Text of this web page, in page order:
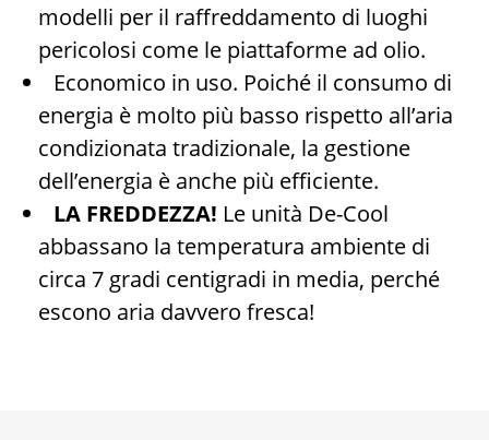
modelli per il raffreddamento di luoghi
pericolosi come le piattaforme ad olio.
Economico in uso. Poiché il consumo di
energia è molto più basso rispetto all’aria
condizionata tradizionale, la gestione
dell’energia è anche più efficiente.
LA FREDDEZZA! Le unità De-Cool
abbassano la temperatura ambiente di
circa 7 gradi centigradi in media, perché
escono aria davvero fresca!